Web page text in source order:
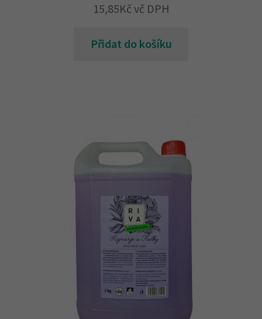
15,85Kč vč DPH
Přidat do košíku